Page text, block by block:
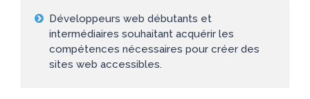
Développeurs web débutants et
intermédiaires souhaitant acquérir les
compétences nécessaires pour créer des
sites web accessibles.